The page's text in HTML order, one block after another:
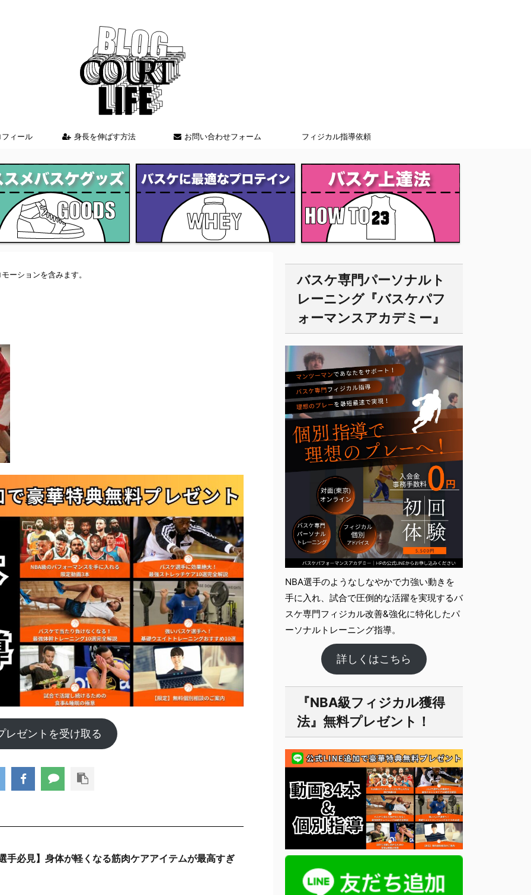
ィール 身長を伸ばす方法 お問い合わせフォーム フィジカル指導依頼
ーションを含みます。
レゼントを受け取る
手必見】身体が軽くなる筋肉ケアアイテムが最高すぎ
バスケ専門パーソナルト
レーニング『バスケパフ
ォーマンスアカデミー』
NBA選手のようなしなやかで力強い動きを
手に入れ、試合で圧倒的な活躍を実現するバ
スケ専門フィジカル改善&強化に特化したパ
ーソナルト​レーニング指導。
詳しくはこちら
『NBA級フィジカル獲得
法』無料プレゼント！